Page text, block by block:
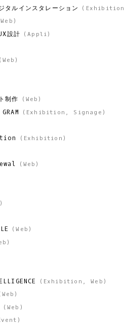
タルインスタレーション ( Exhibition
Web )
設計 (Appli)
( Web )
制作 ( Web )
( Exhibition , Signage )
( Exhibition )
( Web )
)
(Web )
)
( Exhibition ,Web )
Web )
(Web )
)